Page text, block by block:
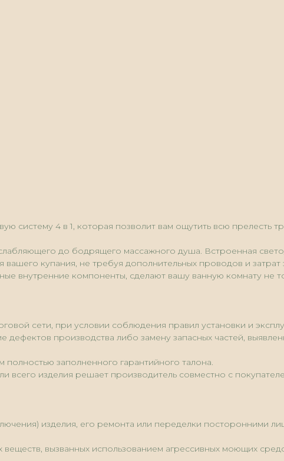
систему 4 в 1, которая позволит вам ощутить всю прелесть
до бодрящего массажного душа. Встроенная
купания, не требуя дополнительных проводов и затрат
внутренние компоненты, сделают вашу ванную комнату не
сети, при условии соблюдения правил установки и
производства либо замену запасных частей,
заполненного гарантийного талона.
изделия решает производитель совместно с
изделия, его ремонта или переделки посторонними
вызванных использованием агрессивных моющих